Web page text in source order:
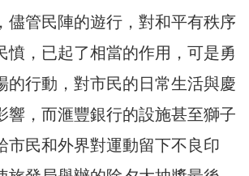
儘管民陣的遊行，對和平有秩序
憤，已起了相當的作用，可是勇
的行動，對市民的日常生活與慶
響，而滙豐銀行的設施甚至獅子
市民和外界對運動留下不良印